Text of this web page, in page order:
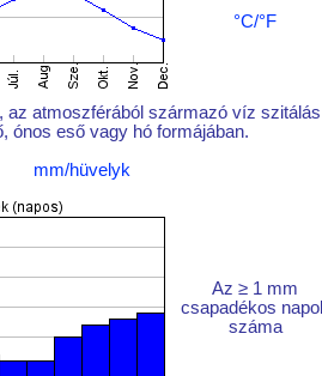
°C/°F
az atmoszférából származó víz
ónos eső vagy hó formájában.
mm/hüvelyk
Az ≥ 1 mm
csapadékos
száma